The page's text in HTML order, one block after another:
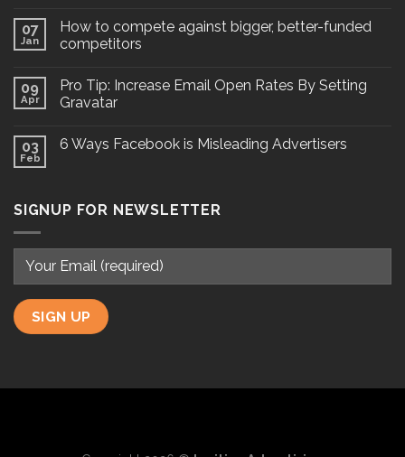
07
Jan
How to compete against bigger, better-funded
competitors
09
Apr
Pro Tip: Increase Email Open Rates By Setting
Gravatar
03
Feb
6 Ways Facebook is Misleading Advertisers
SIGNUP FOR NEWSLETTER